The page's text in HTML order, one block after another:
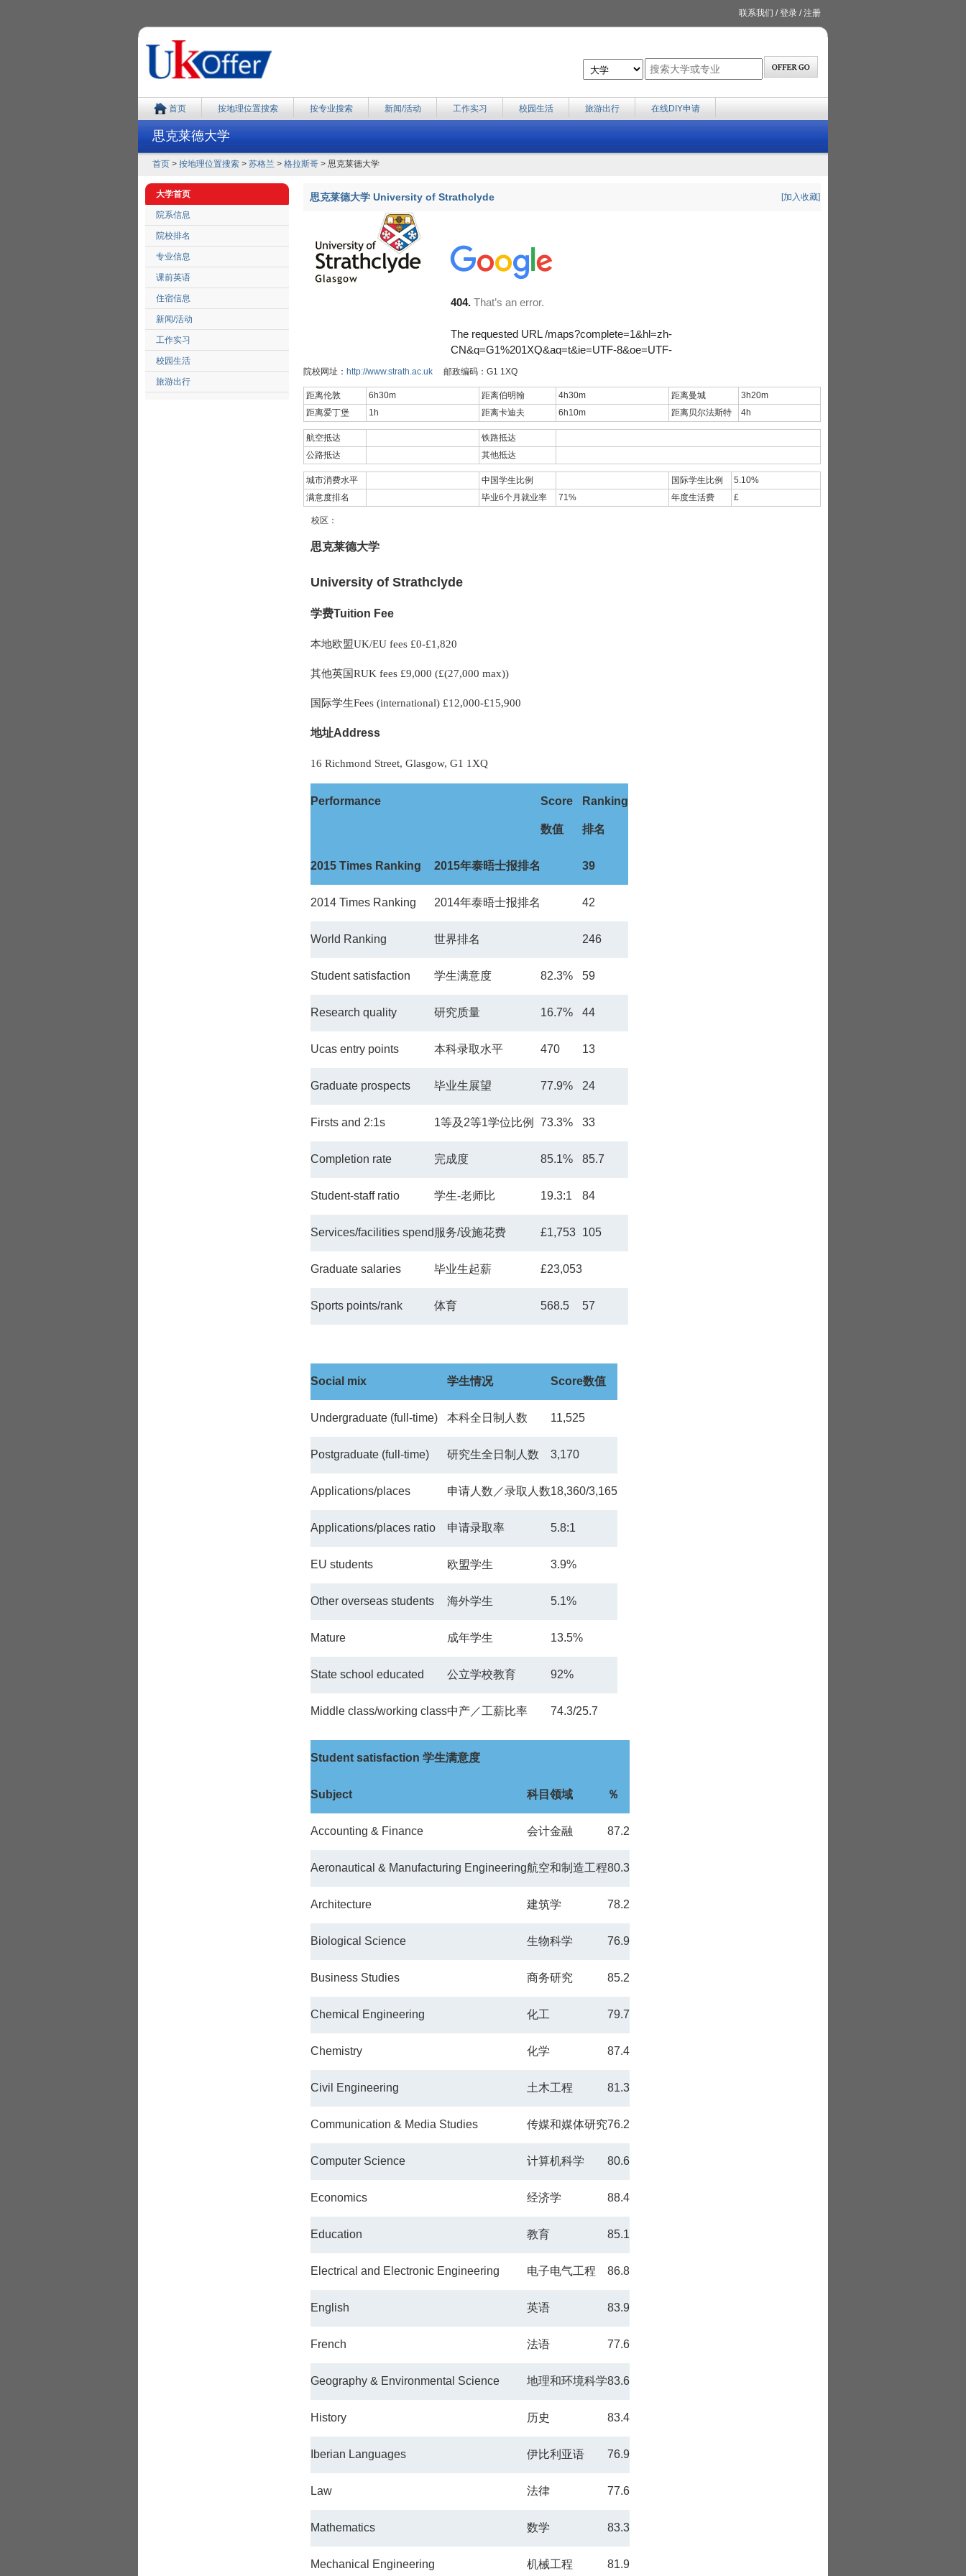
联系我们 /登录 /注册
首页 按地理位置搜索 按专业搜索 新闻/活动 工作实习 校园生活 旅游出行 在线DIY申请
思克莱德大学
首页 > 按地理位置搜索 > 苏格兰 > 格拉斯哥 > 思克莱德大学
大学首页
院系信息
院校排名
专业信息
课前英语
住宿信息
新闻/活动
工作实习
校园生活
旅游出行
思克莱德大学 University of Strathclyde [加入收藏]
院校网址： http://www.strath.ac.uk 邮政编码：G1 1XQ
距离伦敦 6h30m 距离伯明翰 4h30m 距离曼城
3h20m
距离爱丁堡
1h 距离卡迪夫 6h10m 距离贝尔法斯特 4h
航空抵达
铁路抵达
公路抵达
其他抵达
城市消费水平 中国学生比例 国际学生比例
5.10%
满意度排名
毕业6个月就业率 71% 年度生活费 £
校区：
思克莱德大学
University of Strathclyde
学费Tuition Fee
本地欧盟UK/EU fees £0-£1,820
其他英国RUK fees £9,000 (£(27,000 max))
国际学生Fees (international) £12,000-£15,900
地址Address
16 Richmond Street, Glasgow, G1 1XQ
Performance Score
数值
Ranking
排名
2015 Times Ranking 2015年泰晤士报排名 39
2014 Times Ranking 2014年泰晤士报排名 42
World Ranking 世界排名 246
Student satisfaction 学生满意度 82.3% 59
Research quality 研究质量 16.7% 44
Ucas entry points 本科录取水平 470 13
Graduate prospects 毕业生展望 77.9% 24
Firsts and 2:1s 1等及 2等1学位比例 73.3% 33
Completion rate 完成度 85.1% 85.7
Student-staff ratio 学生-老师比 19.3:1 84
Services/facilities spend 服务/设施花费 £1,753 105
Graduate salaries 毕业生起薪 £23,053
Sports points/rank 体育 568.5 57
Social mix 学生情况 Score数值
Undergraduate (full-time) 本科全日制人数 11,525
Postgraduate (full-time) 研究生全日制人数 3,170
Applications/places 申请人数／录取人数18,360/3,165
Applications/places ratio 申请录取率 5.8:1
EU students 欧盟学生 3.9%
Other overseas students 海外学生 5.1%
Mature 成年学生 13.5%
State school educated 公立学校教育 92%
Middle class/working class中产／工薪比率 74.3/25.7
Student satisfaction 学生满意度
Subject 科目领域 ％
Accounting & Finance 会计金融 87.2
Aeronautical & Manufacturing Engineering航空和制造工程80.3
Architecture 建筑学 78.2
Biological Science 生物科学 76.9
Business Studies 商务研究 85.2
Chemical Engineering 化工 79.7
Chemistry 化学 87.4
Civil Engineering 土木工程 81.3
Communication & Media Studies 传媒和媒体研究76.2
Computer Science 计算机科学 80.6
Economics 经济学 88.4
Education 教育 85.1
Electrical and Electronic Engineering 电子电气工程 86.8
English 英语 83.9
French 法语 77.6
Geography & Environmental Science 地理和环境科学83.6
History 历史 83.4
Iberian Languages 伊比利亚语 76.9
Law 法律 77.6
Mathematics 数学 83.3
Mechanical Engineering 机械工程 81.9